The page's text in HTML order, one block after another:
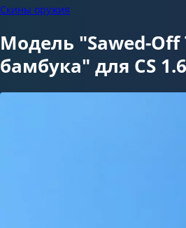
Скины оружия
Модель "Sawed-Off
бамбука" для CS 1.6